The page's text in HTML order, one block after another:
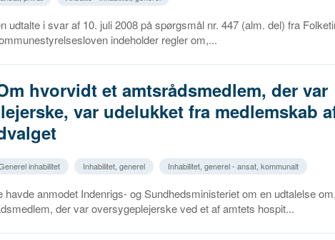
udtalte i svar af 10. juli 2008 på spørgsmål nr. 447 (alm. del) fra
indeholder regler om,...
hvorvidt et amtsrådsmedlem, der var
var udelukket fra medlemskab
inhabilitet Inhabilitet, generel Inhabilitet, generel - ansat, kommunalt
anmodet Indenrigs- og Sundhedsministeriet om en udtalelse om,
der var oversygeplejerske ved et af amtets hospit...